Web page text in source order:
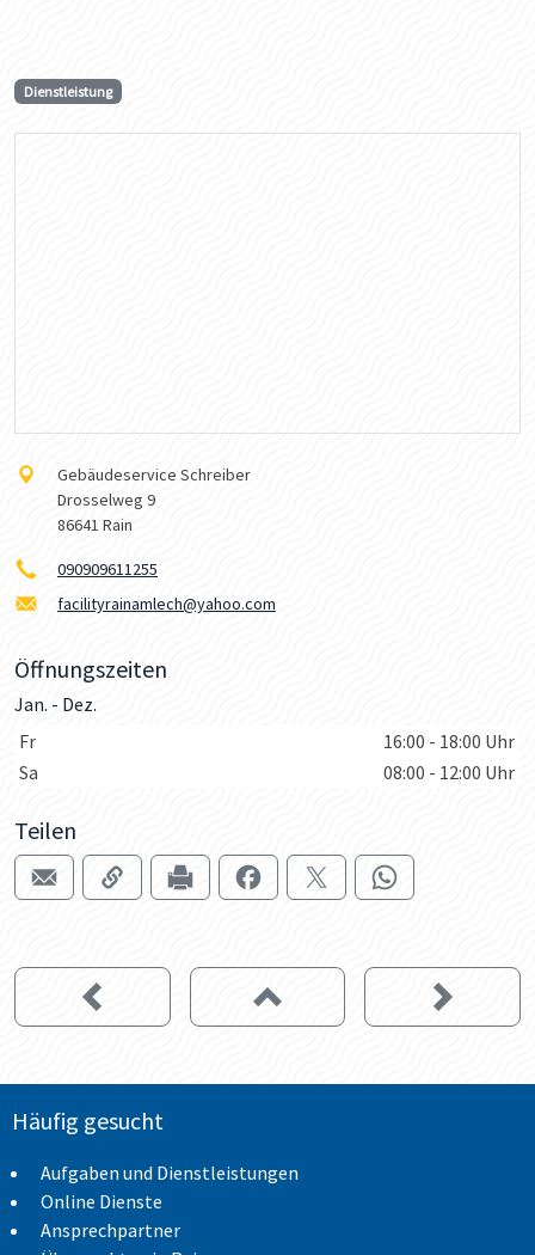
Dienstleistung
Gebäudeservice Schreiber
Drosselweg 9
86641 Rain
090909611255
facilityrainamlech@yahoo.com
Öffnungszeiten
Jan. - Dez.
Wochentage / Monate
Öffnungszeiten / Hinweise
Fr
16:00 - 18:00 Uhr
Sa
08:00 - 12:00 Uhr
Teilen
Häufig gesucht
Aufgaben und Dienstleistungen
Online Dienste
Ansprechpartner